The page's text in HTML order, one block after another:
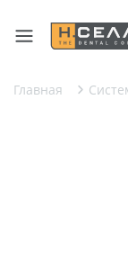
Главная